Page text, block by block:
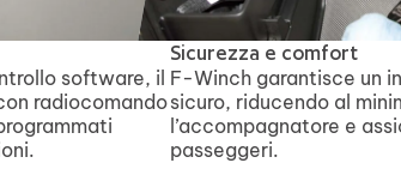
software, il
radiocomando
Sicurezza e comfort
F-Winch garantisce un
sicuro, riducendo al
l’accompagnatore e
passeggeri.